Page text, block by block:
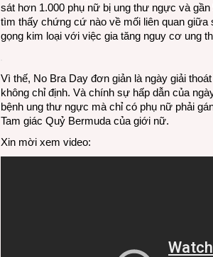
sát hơn 1.000 phụ nữ bị ung thư ngực và
tìm thấy chứng cứ nào về mối liên quan
gọng kim loại với việc gia tăng nguy cơ ung
Vì thế, No Bra Day đơn giản là ngày giải
không chỉ định. Và chính sự hấp dẫn của
bệnh ung thư ngực mà chỉ có phụ nữ phải
Tam giác Quỷ Bermuda của giới nữ.
Xin mời xem video: